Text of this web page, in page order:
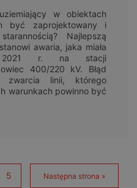
w obiektach
być zaprojektowany i
Najlepszą
awaria, jaka miała
r. na stacji
400/220 kV. Błąd
zwarcia linii, którego
warunkach powinno być
5 Następna strona »